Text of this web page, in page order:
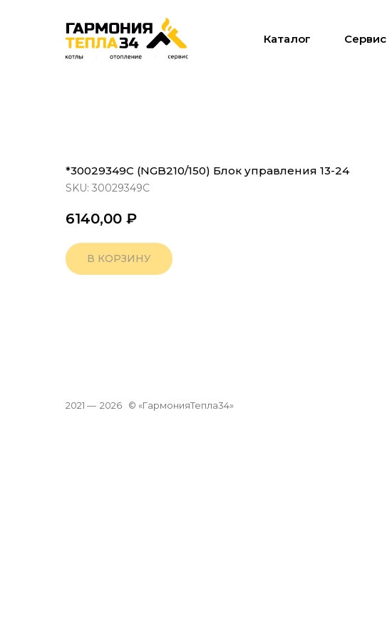
Сервис
Каталог
*30029349C (NGB210/150) Блок управления 13-24
SKU: 30029349C
6140,00 ₽
В КОРЗИНУ
© «ГармонияТепла34»
2026
2021 —